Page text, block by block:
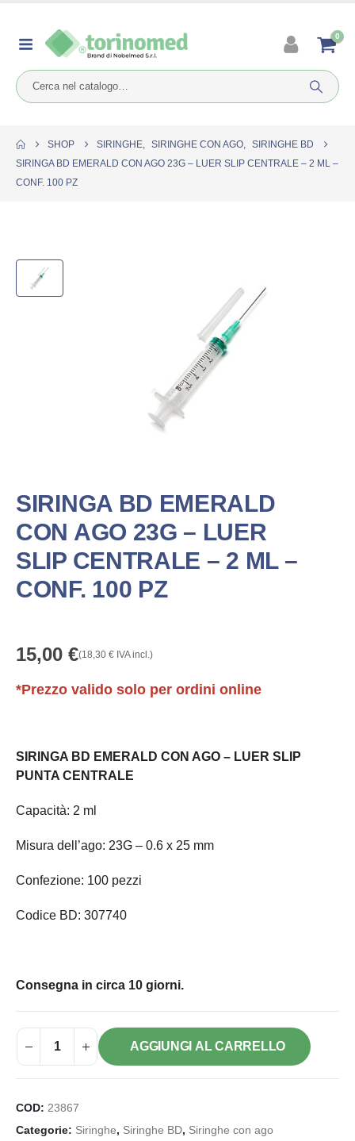
0
SHOP SIRINGHE, SIRINGHE CON AGO, SIRINGHE BD
SIRINGA BD EMERALD CON AGO 23G – LUER SLIP CENTRALE – 2 ML –
CONF. 100 PZ
SIRINGA BD EMERALD
CON AGO 23G – LUER
SLIP CENTRALE – 2 ML –
CONF. 100 PZ
15,00 €(18,30 € IVA incl.)
*Prezzo valido solo per ordini online
SIRINGA BD EMERALD CON AGO – LUER SLIP
PUNTA CENTRALE
Capacità: 2 ml
Misura dell’ago: 23G – 0.6 x 25 mm
Confezione: 100 pezzi
Codice BD: 307740
Consegna in circa 10 giorni.
AGGIUNGI AL CARRELLO
COD: 23867
Categorie: Siringhe, Siringhe BD, Siringhe con ago